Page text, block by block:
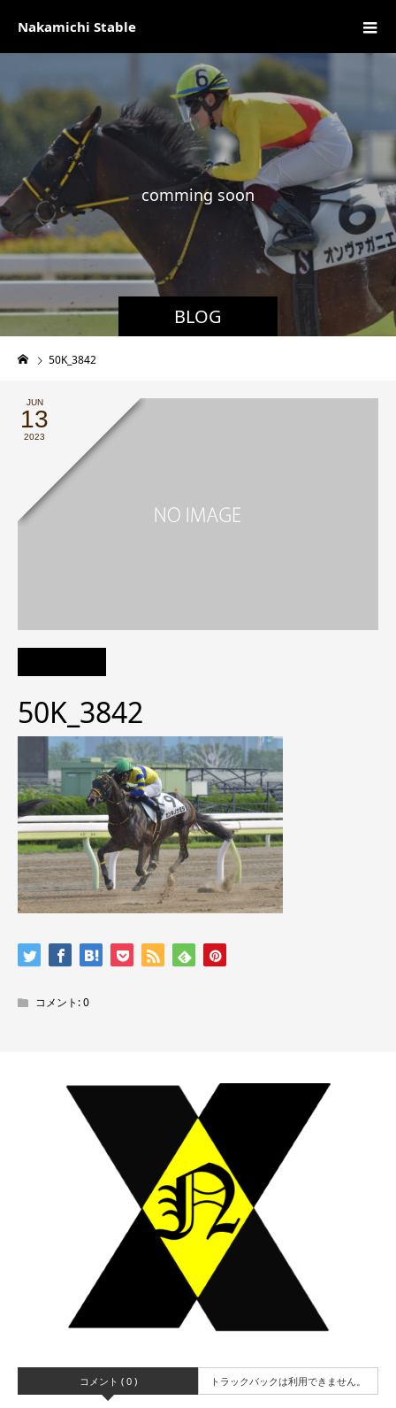
Nakamichi Stable
BLOG
m in g soon
現
50K_3842
JUN
13
2023
50K_3842
コメント:0
コメント ( 0 ) トラックバックは利用できません。